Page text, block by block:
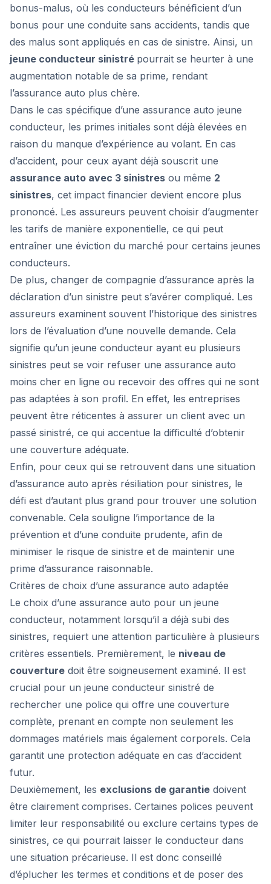
bonus-malus, où les conducteurs bénéﬁcient d’un
bonus pour une conduite sans accidents, tandis que
des malus sont appliqués en cas de sinistre. Ainsi, un
jeune conducteur sinistré pourrait se heurter à une
augmentation notable de sa prime, rendant
l’assurance auto plus chère.
Dans le cas spécifique d’une assurance auto jeune
conducteur, les primes initiales sont déjà élevées en
raison du manque d’expérience au volant. En cas
d’accident, pour ceux ayant déjà souscrit une
assurance auto avec 3 sinistres ou même 2
sinistres, cet impact financier devient encore plus
prononcé. Les assureurs peuvent choisir d’augmenter
les tarifs de manière exponentielle, ce qui peut
entraîner une éviction du marché pour certains jeunes
conducteurs.
De plus, changer de compagnie d’assurance après la
déclaration d’un sinistre peut s’avérer compliqué. Les
assureurs examinent souvent l’historique des sinistres
lors de l’évaluation d’une nouvelle demande. Cela
signifie qu’un jeune conducteur ayant eu plusieurs
sinistres peut se voir refuser une assurance auto
moins cher en ligne ou recevoir des offres qui ne sont
pas adaptées à son profil. En effet, les entreprises
peuvent être réticentes à assurer un client avec un
passé sinistré, ce qui accentue la difficulté d’obtenir
une couverture adéquate.
Enfin, pour ceux qui se retrouvent dans une situation
d’assurance auto après résiliation pour sinistres, le
défi est d’autant plus grand pour trouver une solution
convenable. Cela souligne l’importance de la
prévention et d’une conduite prudente, afin de
minimiser le risque de sinistre et de maintenir une
prime d’assurance raisonnable.
Critères de choix d’une assurance auto adaptée
Le choix d’une assurance auto pour un jeune
conducteur, notamment lorsqu’il a déjà subi des
sinistres, requiert une attention particulière à plusieurs
critères essentiels. Premièrement, le niveau de
couverture doit être soigneusement examiné. Il est
crucial pour un jeune conducteur sinistré de
rechercher une police qui offre une couverture
complète, prenant en compte non seulement les
dommages matériels mais également corporels. Cela
garantit une protection adéquate en cas d’accident
futur.
Deuxièmement, les exclusions de garantie doivent
être clairement comprises. Certaines polices peuvent
limiter leur responsabilité ou exclure certains types de
sinistres, ce qui pourrait laisser le conducteur dans
une situation précarieuse. Il est donc conseillé
d’éplucher les termes et conditions et de poser des